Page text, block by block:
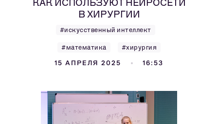
КАК ИСПОЛЬЗУЮТ НЕЙРОСЕТИ
В ХИРУРГИИ
#искусственный интеллект
#математика #хирургия
15 АПРЕЛЯ 2025 16:53